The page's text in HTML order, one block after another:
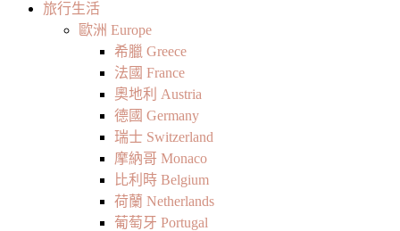
旅行生活
歐洲 Europe
希臘 Greece
法國 France
奧地利 Austria
德國 Germany
瑞士 Switzerland
摩納哥 Monaco
比利時 Belgium
荷蘭 Netherlands
葡萄牙 Portugal